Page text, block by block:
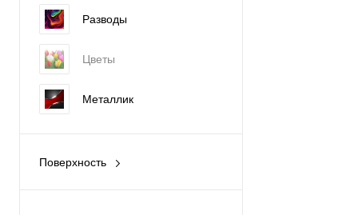
Разводы
Цветы
Металлик
Поверхность